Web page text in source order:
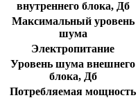
внутреннего блока, Дб
Максимальный уровень
шума
Электропитание
Уровень шума внешнего
блока, Дб
Потребляемая мощность